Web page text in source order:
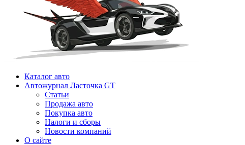
Каталог авто
Автожурнал Ласточка GT
Статьи
Продажа авто
Покупка авто
Налоги и сборы
Новости компаний
О сайте